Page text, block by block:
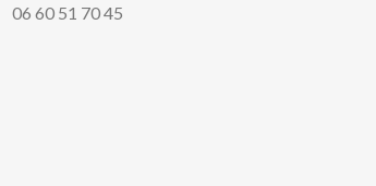
06 60 51 70 45